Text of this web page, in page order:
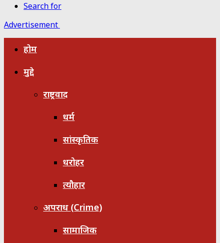
Search for
Advertisement
होम
मुद्दे
राष्ट्रवाद
धर्म
सांस्कृतिक
धरोहर
त्यौहार
अपराध (Crime)
सामाजिक